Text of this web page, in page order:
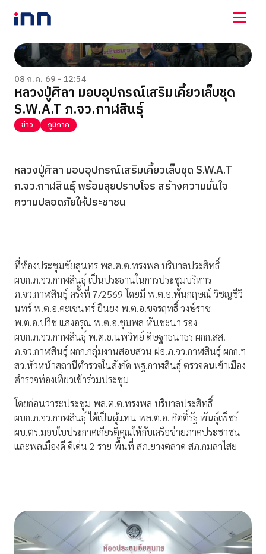
NEWS
ENTERTAINMENT
LIFESTYLE
HOROSCOPE
LOTTERY
VIDEO
08 ก.ค. 69 - 12:54
หลวงปู่ศิลา มอบอุปกรณ์เสริมเคี้ยวเล็บชุด
S.W.A.T ภ.จว.กาฬสินธุ์
ข่าว ภูมิภาค
หลวงปู่ศิลา มอบอุปกรณ์เสริมเคี้ยวเล็บชุด S.W.A.T
ภ.จว.กาฬสินธุ์ พร้อมลุยปราบโจร สร้างความมั่นใจ
ความปลอดภัยให้ประชาชน
ที่ห้องประชุมชัยสุนทร พล.ต.ต.ทรงพล บริบาลประสิทธิ์
ผบก.ภ.จว.กาฬสินธุ์ เป็นประธานในการประชุมบริหาร
ภ.จว.กาฬสินธุ์ ครั้งที่ 7/2569 โดยมี พ.ต.อ.พันกฤษณ์ วิชญชีวิ
นทร์ พ.ต.อ.คะเชนทร์ ยืนยง พ.ต.อ.ขจรฤทธิ์ วงษ์ราช
พ.ต.อ.ปวิช แสงอรุณ พ.ต.อ.ชุมพล หันชะนา รอง
ผบก.ภ.จว.กาฬสินธุ์ พ.ต.อ.นพวิทย์ ดิษฐาธนาธร ผกก.สส.
ภ.จว.กาฬสินธุ์ ผกก.กลุ่มงานสอบสวน ฝอ.ภ.จว.กาฬสินธุ์ ผกก.ฯ
สว.หัวหน้าสถานีตำรวจในสังกัด พฐ.กาฬสินธุ์ ตรวจคนเข้าเมือง
ตำรวจท่องเที่ยวเข้าร่วมประชุม
โดยก่อนวาระประชุม พล.ต.ต.ทรงพล บริบาลประสิทธิ์
ผบก.ภ.จว.กาฬสินธุ์ ได้เป็นผู้แทน พล.ต.อ. กิตติ์รัฐ พันธุ์เพ็ชร์
ผบ.ตร.มอบใบประกาศเกียรติคุณให้กับเครือข่ายภาคประชาชน
และพลเมืองดี ดีเด่น 2 ราย พื้นที่ สภ.ยางตลาด สภ.กมลาไสย